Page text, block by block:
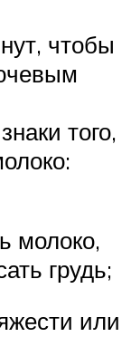
чтобы
того,
молоко,
грудь;
или